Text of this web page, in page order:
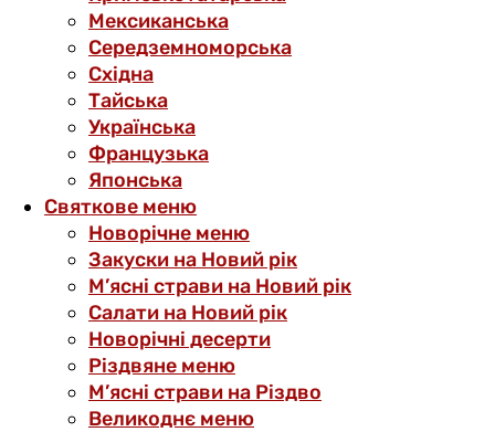
Мексиканська
Середземноморська
Східна
Тайська
Українська
Французька
Японська
Святкове меню
Новорічне меню
Закуски на Новий рік
М’ясні страви на Новий рік
Салати на Новий рік
Новорічні десерти
Різдвяне меню
М’ясні страви на Різдво
Великоднє меню